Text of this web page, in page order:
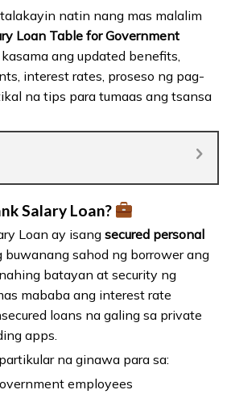
natin nang mas malalim
Loan Table for Government
, kasama ang updated benefits,
interest rates, proseso ng pag-
na tips para tumaas ang tsansa
Salary Loan?
Loan ay isang secured personal
buwanang sahod ng borrower ang
batayan at security ng
mababa ang interest rate
loans na galing sa private
apps.
na ginawa para sa:
employees